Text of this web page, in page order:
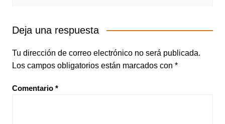
Deja una respuesta
Tu dirección de correo electrónico no será publicada.
Los campos obligatorios están marcados con *
Comentario *